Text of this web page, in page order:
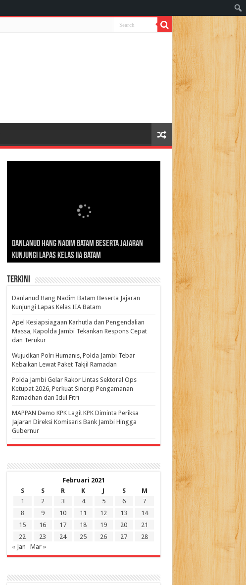
Danlanud Hang Nadim Batam Beserta Jajaran
Kunjungi Lapas Kelas IIA Batam
Silaturahmi dan Reses Komite I DPD RI di Polda
Jambi Bahas Sinergitas Penanganan Narkotika
Edukasi Pembentukan Karakter Generasi
Penerus
Cepat Beroperasi Agar Bisa Layani Masyarakat
Penuhi Kebutuhannya
Nusantara: Ratu Wangsa, Wanita Berkelas
dengan Pengaruh Internasional
Terkini
Danlanud Hang Nadim Batam Beserta Jajaran
Kunjungi Lapas Kelas IIA Batam
Apel Kesiapsiagaan Karhutla dan Pengendalian
Massa, Kapolda Jambi Tekankan Respons Cepat
dan Terukur
Wujudkan Polri Humanis, Polda Jambi Tebar
Kebaikan Lewat Paket Takjil Ramadan
Polda Jambi Gelar Rakor Lintas Sektoral Ops
Ketupat 2026, Perkuat Sinergi Pengamanan
Ramadhan dan Idul Fitri
‎MAPPAN Demo KPK Lagi! KPK Diminta Periksa
Jajaran Direksi Komisaris Bank Jambi Hingga
Gubernur ‎
Februari 2021
S
S R K J S
M
1
2 3 4 5 6
7
8
9 10 11 12 13
14
15
16 17 18 19 20
21
22
23 24 25 26 27
28
« Jan
Mar »